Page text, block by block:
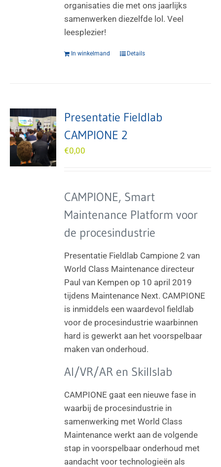
organisaties die met ons jaarlijks
samenwerken diezelfde lol. Veel
leesplezier!
In winkelmand Details
Presentatie Fieldlab
CAMPIONE 2
€0,00
CAMPIONE, Smart
Maintenance Platform voor
de procesindustrie
Presentatie Fieldlab Campione 2 van
World Class Maintenance directeur
Paul van Kempen op 10 april 2019
tijdens Maintenance Next. CAMPIONE
is inmiddels een waardevol fieldlab
voor de procesindustrie waarbinnen
hard is gewerkt aan het voorspelbaar
maken van onderhoud.
AI/VR/AR en Skillslab
CAMPIONE gaat een nieuwe fase in
waarbij de procesindustrie in
samenwerking met World Class
Maintenance werkt aan de volgende
stap in voorspelbaar onderhoud met
aandacht voor technologieën als